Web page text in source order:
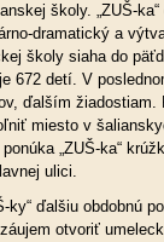
školy. „ZUŠ-
dramatický a
školy siaha do
672 detí. V
ďalším žiadostiam.
miesto v
„ZUŠ-ka“
ulici.
ky“ ďalšiu obdobnú
otvoriť